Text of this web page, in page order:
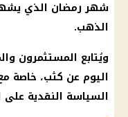
شهر رمضان الذي
الذهب.
ويُتابع المستثمرون
اليوم عن كثب، خاصة
السياسة النقدية